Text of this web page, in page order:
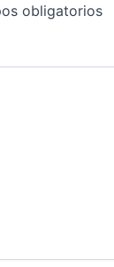
obligatorios